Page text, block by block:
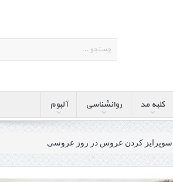
کلبه مد روانشناسی آلبوم
سوپرایز کردن عروس در روز عروسی